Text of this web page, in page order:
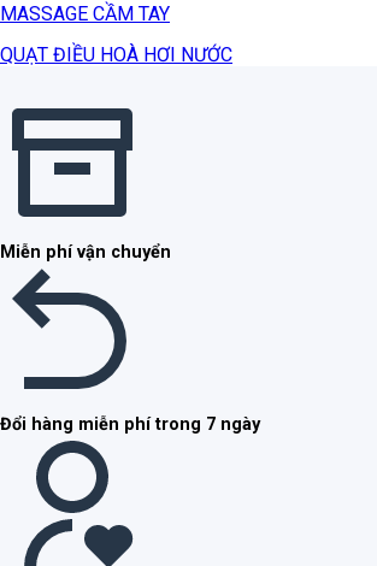
MASSAGE CẦM TAY
QUẠT ĐIỀU HOÀ HƠI NƯỚC
Miễn phí vận chuyển
Đổi hàng miễn phí trong 7 ngày